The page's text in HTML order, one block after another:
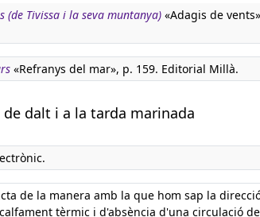
(de Tivissa i la seva muntanya) «Adagis de
«Refranys del mar», p. 159. Editorial Millà.
dalt i a la tarda marinada
de la manera amb la que hom sap la
tèrmic i d'absència d'una circulació